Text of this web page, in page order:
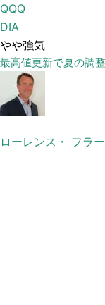
QQQ
DIA
やや強気
最高値更新で夏の調
ローレンス・ フラー